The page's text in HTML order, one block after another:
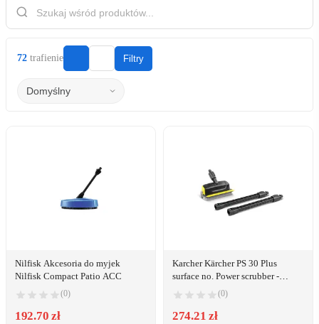
72 trafienie Filtry
Nilfisk Akcesoria do myjek
Nilfisk Compact Patio ACC
(0)
192.70 zł
Karcher Kärcher PS 30 Plus
surface no. Power scrubber -
2.644-212.0(0)
274.21 zł